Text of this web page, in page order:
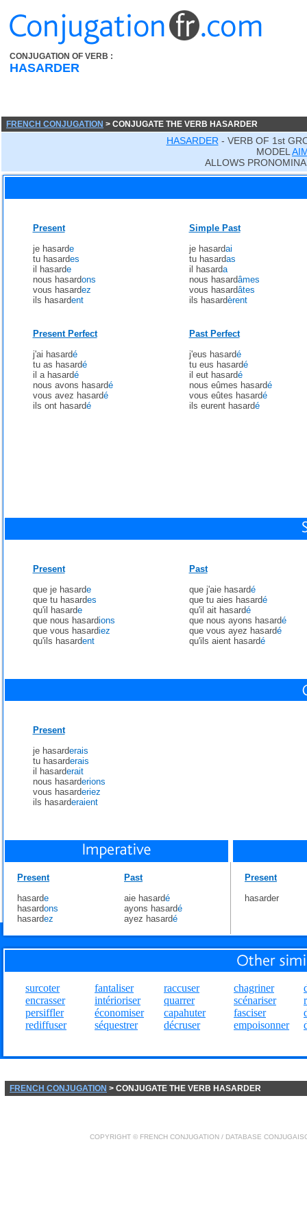
CONJUGATION OF VERB :
HASARDER
FRENCH CONJUGATION > CONJUGATE THE VERB HASARDER
HASARDER - VERB OF 1st
MODEL
ALLOWS
Present
je hasarde
tu hasardes
il hasarde
nous hasardons
vous hasardez
ils hasardent
Simple Past
je hasardai
tu hasardas
il hasarda
nous hasardâmes
vous hasardâtes
ils hasardèrent
Present Perfect
j'ai hasardé
tu as hasardé
il a hasardé
nous avons hasardé
vous avez hasardé
ils ont hasardé
Past Perfect
j'eus hasardé
tu eus hasardé
il eut hasardé
nous eûmes hasardé
vous eûtes hasardé
ils eurent hasardé
Present
que je hasarde
que tu hasardes
qu'il hasarde
que nous hasardions
que vous hasardiez
qu'ils hasardent
Past
que j'aie hasardé
que tu aies hasardé
qu'il ait hasardé
que nous ayons hasardé
que vous ayez hasardé
qu'ils aient hasardé
Present
je hasarderais
tu hasarderais
il hasarderait
nous hasarderions
vous hasarderiez
ils hasarderaient
Present
hasarde
hasardons
hasardez
Past
aie hasardé
ayons hasardé
ayez hasardé
Present
hasarder
surcoter
encrasser
persiffler
rediffuser
fantaliser
intérioriser
économiser
séquestrer
raccuser
quarrer
capahuter
décruser
chagriner
scénariser
fasciser
empoisonner
FRENCH CONJUGATION > CONJUGATE THE VERB HASARDER
COPYRIGHT © FRENCH CONJUGATION / DATABASE